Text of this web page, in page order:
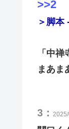
>>2
＞脚本
「中
まあま
3：